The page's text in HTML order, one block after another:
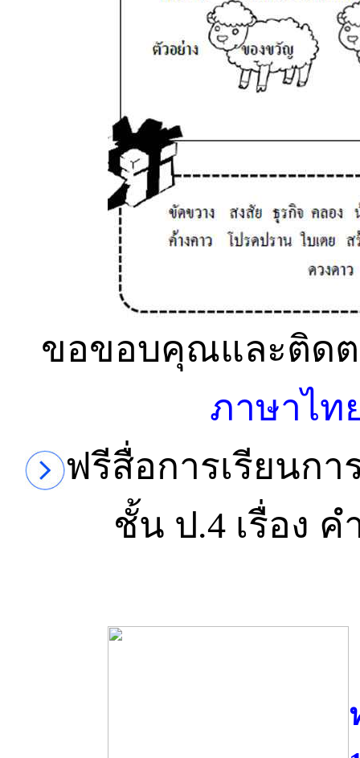
ขอขอบคุณและติด
ภาษาไท
ฟรีสื่อการเรียนก
ชั้น ป.4 เรื่อง